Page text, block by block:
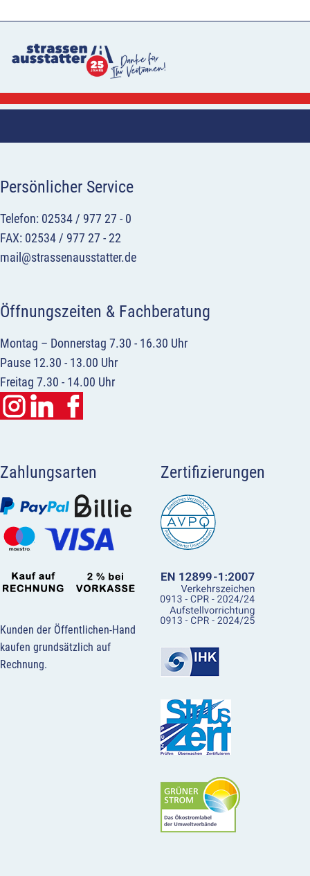
Persönlicher Service
Telefon: 02534 / 977 27 - 0
FAX: 02534 / 977 27 - 22
mail@strassenausstatter.de
Öffnungszeiten & Fachberatung
Montag – Donnerstag 7.30 - 16.30 Uhr
Pause 12.30 - 13.00 Uhr
Freitag 7.30 - 14.00 Uhr
Zahlungsarten
Kunden der Öffentlichen-Hand
kaufen grundsätzlich auf
Rechnung.
Zertifizierungen